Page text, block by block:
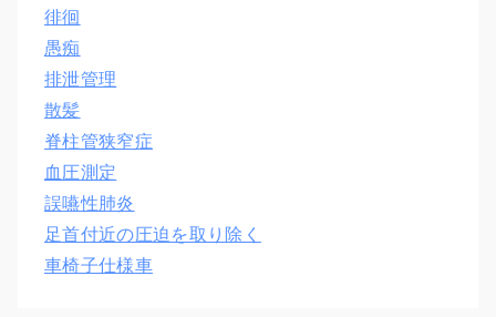
徘徊
愚痴
排泄管理
散髪
脊柱管狭窄症
血圧測定
誤嚥性肺炎
足首付近の圧迫を取り除く
車椅子仕様車